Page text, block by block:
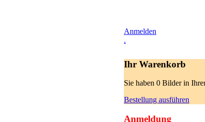
Anmelden
.
Ihr Warenkorb
Sie haben 0 Bilder in
Bestellung ausführen
Anmeldung